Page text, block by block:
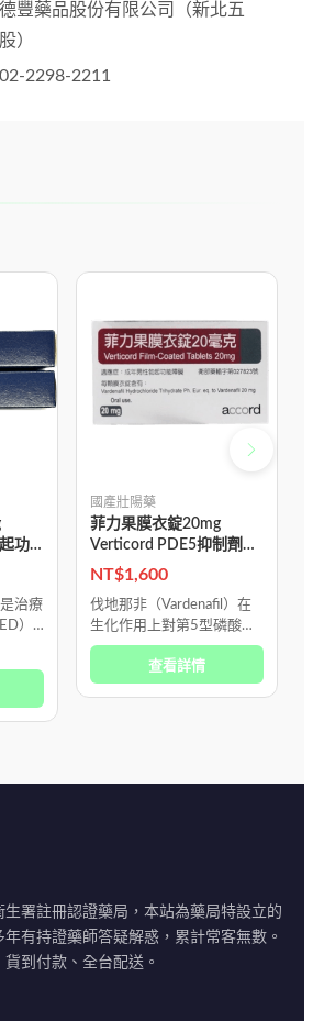
德豐藥品股份有限公司（新北五
股）
02-2298-2211
功
治療
）
荷爾
「春
選
的血
國產壯陽藥
菲力果膜衣錠20mg
Verticord PDE5抑制劑改
善性功能障礙 吉富生產
NT$1,600
伐地那非（Vardenafil）在
生化作用上對第5型磷酸二
酯酶（PDE5）的選擇性比
西地那非（Sildenafil）高出
查看詳情
署註冊認證藥局，本站為藥局特設立的
有持證藥師答疑解惑，累計常客無數。
到付款、全台配送。